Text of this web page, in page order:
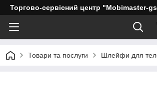
Торгово-сервісний центр "Mobimaster-
Товари та послуги Шлейфи для